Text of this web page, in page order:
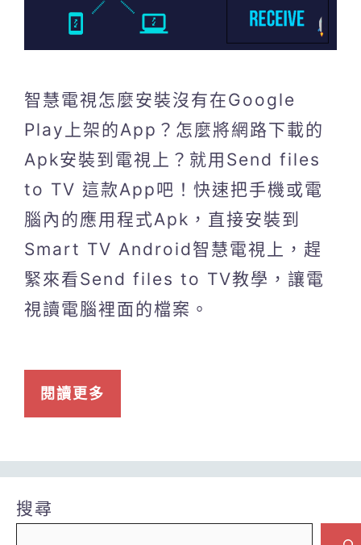
智慧電視怎麼安裝沒有在Google
Play上架的App？怎麼將網路下載的
Apk安裝到電視上？就用Send files
to TV 這款App吧！快速把手機或電
腦內的應用程式Apk，直接安裝到
Smart TV Android智慧電視上，趕
緊來看Send files to TV教學，讓電
視讀電腦裡面的檔案。
閱讀更多
搜尋